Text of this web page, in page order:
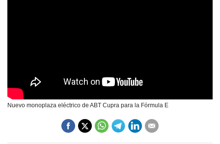
Nuevo monoplaza eléctrico de ABT Cupra para la Fórmula E